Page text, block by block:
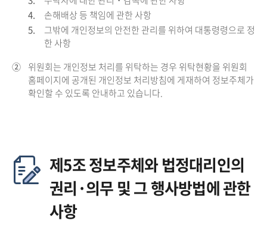
4.
손해배상 등 책임에 관한 사항
5.
그밖에 개인정보의 안전한 관리를 위하여 대통령령으로 정
한 사항
② 위원회는 개인정보 처리를 위탁하는 경우 위탁현황을 위원회
홈페이지에 공개된 개인정보 처리방침에 게재하여 정보주체가
확인할 수 있도록 안내하고 있습니다.
제5조 정보주체와 법정대리인의
권리·의무 및 그 행사방법에 관한
사항